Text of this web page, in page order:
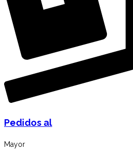
Pedidos al
Mayor